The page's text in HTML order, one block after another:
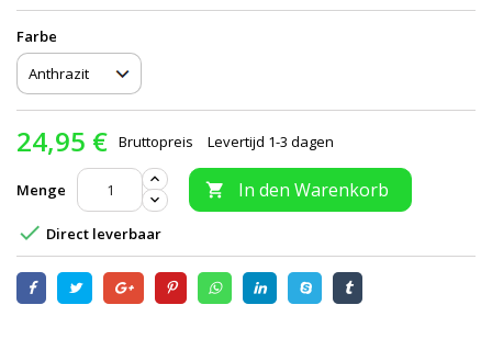
Farbe
24,95 € Bruttopreis Levertijd 1-3 dagen
Menge  In den Warenkorb
 Direct leverbaar